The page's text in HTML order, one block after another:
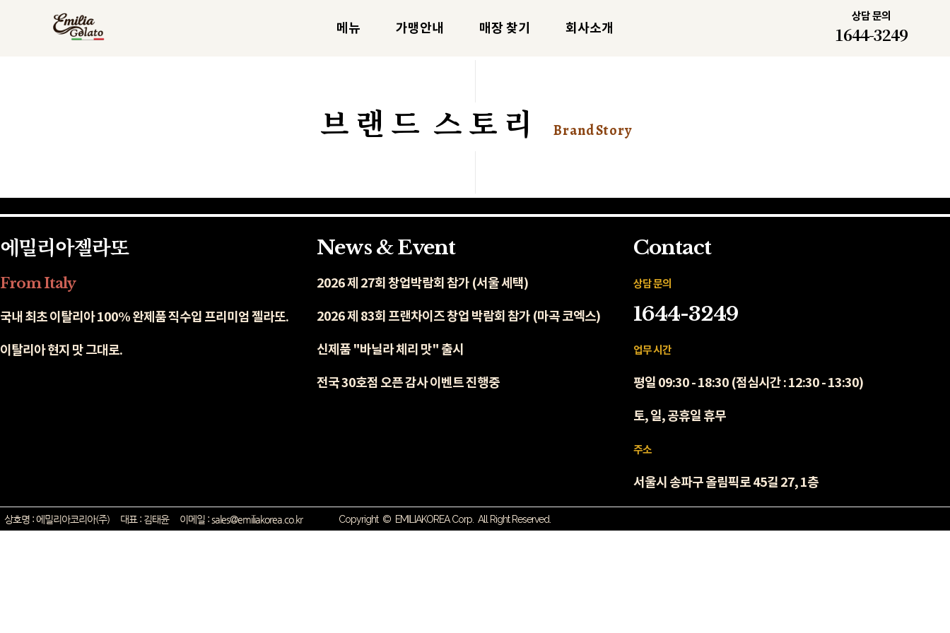
메뉴 가맹안내 매장 찾기 회사소개
상담 문의
1644-3249
브 랜 드 스 토 리 B r a n d S t o r y
에밀리아젤라또
From Italy
국내 최초 이탈리아 100% 완제품 직수입 프리미엄 젤라또.
이탈리아 현지 맛 그대로.
News & Event
2026 제 27회 창업박람회 참가 (서울 세택)
2026 제 83회 프랜차이즈 창업 박람회 참가 (마곡 코엑스)
신제품 "바닐라 체리 맛" 출시
전국 30호점 오픈 감사 이벤트 진행중
Contact
상담 문의
1644-3249
업무 시간
평일 09:30 - 18:30 (점심시간 : 12:30 - 13:30)
토, 일, 공휴일 휴무
주소
서울시 송파구 올림픽로 45길 27, 1층
상호명 : 에밀리아코리아(주) 대표 : 김태윤 이메일 : sales@emiliakorea.co.kr Copyright © EMILIAKOREA Corp. All Right Reserved.